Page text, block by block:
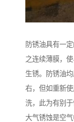
防锈油具有一
之连续薄膜，
生锈。防锈油
右，但如重新
洗，此为有别于
大气锈蚀是空